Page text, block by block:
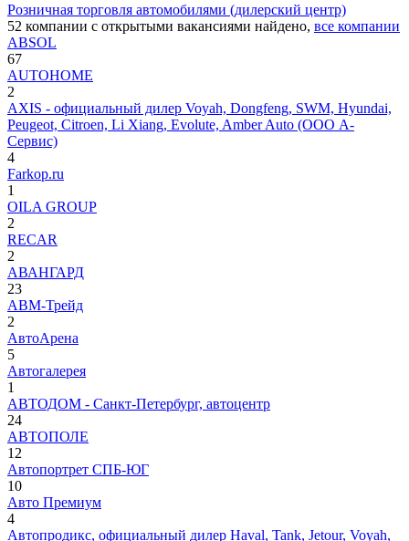
Розничная торговля автомобилями (дилерский центр)
52 компании с открытыми вакансиями найдено, все компании
ABSOL
67
AUTOHOME
2
AXIS - официальный дилер Voyah, Dongfeng, SWM, Hyundai,
Peugeot, Citroen, Li Xiang, Evolute, Amber Auto (ООО А-
Сервис)
4
Farkop.ru
1
OILA GROUP
2
RECAR
2
АВАНГАРД
23
АВМ-Трейд
2
АвтоАрена
5
Автогалерея
1
АВТОДОМ - Санкт-Петербург, автоцентр
24
АВТОПОЛЕ
12
Автопортрет СПБ-ЮГ
10
Авто Премиум
4
Автопродикс, официальный дилер Haval, Tank, Jetour, Voyah,